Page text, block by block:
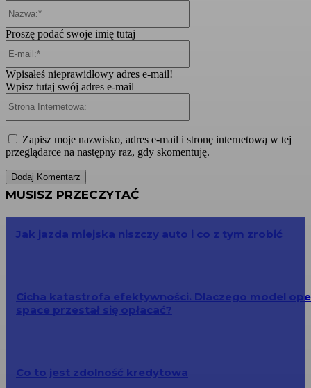
Proszę podać swoje imię tutaj
Wpisałeś nieprawidłowy adres e-mail!
Wpisz tutaj swój adres e-mail
Zapisz moje nazwisko, adres e-mail i stronę internetową w tej
przeglądarce na następny raz, gdy skomentuję.
MUSISZ PRZECZYTAĆ
Jak jazda miejska niszczy auto i co z tym zrobić
Cicha katastrofa efektywności. Dlaczego model
space przestał się opłacać?
Co to jest zdolność kredytowa